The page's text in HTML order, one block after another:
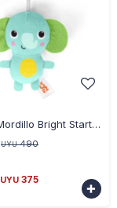
Peluche Mordillo Bright Starts 17468 2 en 1 - ELEFANTE
UYU 490
UYU 375
